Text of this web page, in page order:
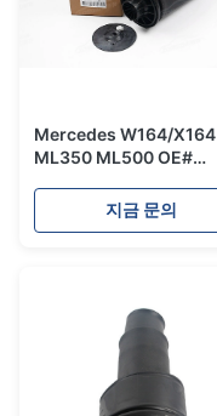
Mercedes W164/X164
ML350 ML500 OE#
에어백 중단 회의
지금 문의